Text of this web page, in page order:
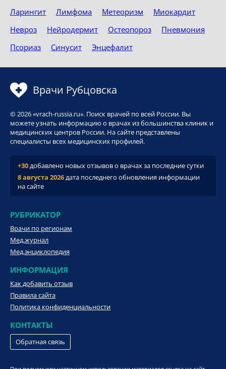
Ларингит
Лимфома Метеоризм
Миокардит
Невроз
Нейродермит Остеопороз
Пневмония
Псориаз
Синусит Энцефалит
Врачи Рубцовска
© 2026 «vrach-russia.ru». Поиск врачей по всей России. Вы
можете узнать информацию о врачах из большинства клиник и
медицинских центров России. На сайте представлены
специалисты всех медицинских профилей.
+30добавлено новых отзывов о врачах за последние сутки
8 августа 2026дата последнего обновления информации
на сайте
РУБРИКАТОР
Врачи по регионам
Мед.журнал
Мед.энциклопедия
ИНФОРМАЦИЯ
Как добавить отзыв
Правила сайта
Политика конфиденциальности
КОНТАКТЫ
Обратная связь